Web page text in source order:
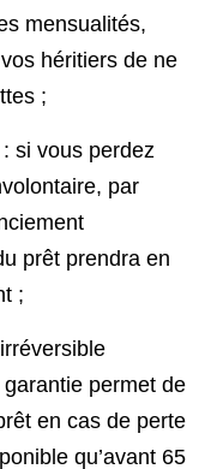
mensualités,
héritiers de ne
;
si vous perdez
par
prêt prendra en
;
permet de
en cas de perte
qu’avant 65